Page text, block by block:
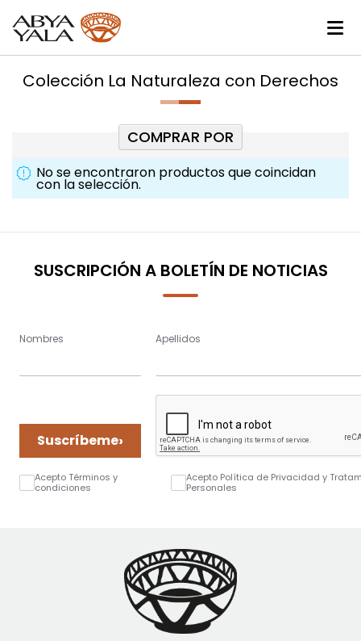
Colección La Naturaleza con Derechos
No se encontraron productos que coincidan
con la selección.
COMPRAR POR
SUSCRIPCIÓN A BOLETÍN DE NOTICIAS
Nombres Apellidos
Suscríbeme›
Acepto Términos y
condiciones
Acepto Política de Privacidad y
Personales